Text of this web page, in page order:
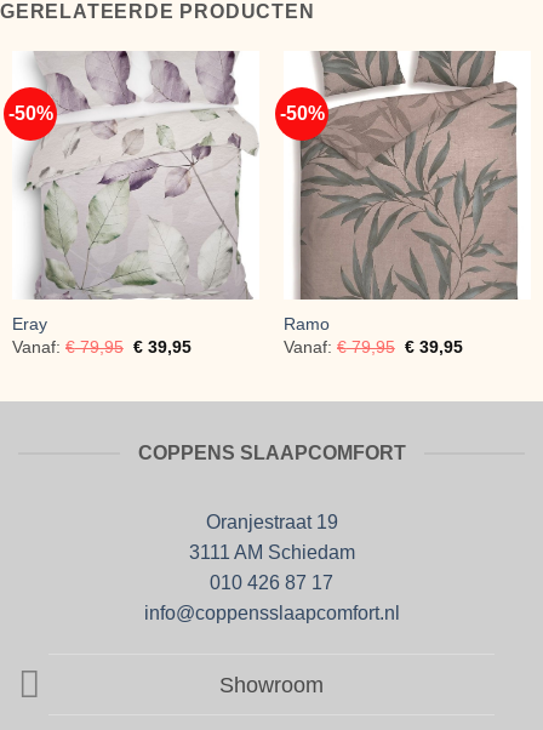
GERELATEERDE PRODUCTEN
-50%
Eray
Vanaf: €79,95 €39,95
-50%
Ramo
Vanaf: €79,95 €39,95
COPPENS SLAAPCOMFORT
Oranjestraat 19
3111 AM Schiedam
010 426 87 17
info@coppensslaapcomfort.nl
Showroom